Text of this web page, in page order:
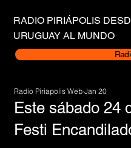
RADIO PIRIÁPOLIS
URUGUAY AL MUNDO
Este sábado 24
Festi
Radio Piriapolis Web Jan 20